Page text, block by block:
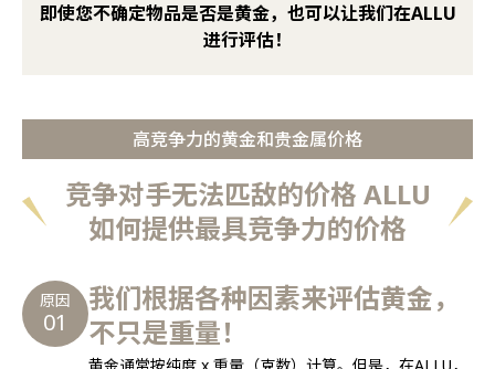
即使您不确定物品是否是黄金，也可以让我们在ALLU
进行评估！
高竞争力的黄金和贵金属价格
竞争对手无法匹敌的价格 ALLU
如何提供最具竞争力的价格
原因
01
我们根据各种因素来评估黄金，
不只是重量！